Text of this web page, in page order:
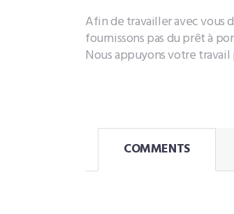
Afin de travailler avec vous
fournissons pas du prêt à
Nous appuyons votre
COMMENTS